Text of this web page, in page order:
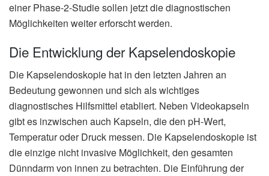
einer Phase-2-Studie sollen jetzt die diagnostischen
Möglichkeiten weiter erforscht werden.
Die Entwicklung der Kapselendoskopie
Die Kapselendoskopie hat in den letzten Jahren an
Bedeutung gewonnen und sich als wichtiges
diagnostisches Hilfsmittel etabliert. Neben Videokapseln
gibt es inzwischen auch Kapseln, die den pH-Wert,
Temperatur oder Druck messen. Die Kapselendoskopie ist
die einzige nicht invasive Möglichkeit, den gesamten
Dünndarm von innen zu betrachten. Die Einführung der